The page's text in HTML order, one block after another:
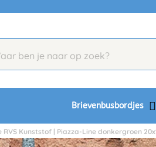
Brievenbusbordjes
Kunststof | Piazza-Line donkergroen